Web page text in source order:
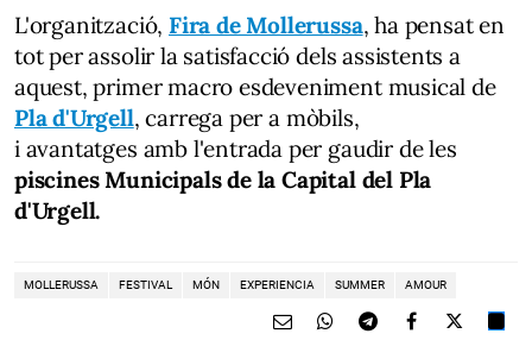
L'organització, Fira de Mollerussa, ha pensat en
tot per assolir la satisfacció dels assistents a
aquest, primer macro esdeveniment musical de
Pla d'Urgell, carrega per a mòbils,
i avantatges amb l'entrada per gaudir de les
piscines Municipals de la Capital del Pla
d'Urgell.
MOLLERUSSA FESTIVAL MÓN EXPERIENCIA SUMMER AMOUR